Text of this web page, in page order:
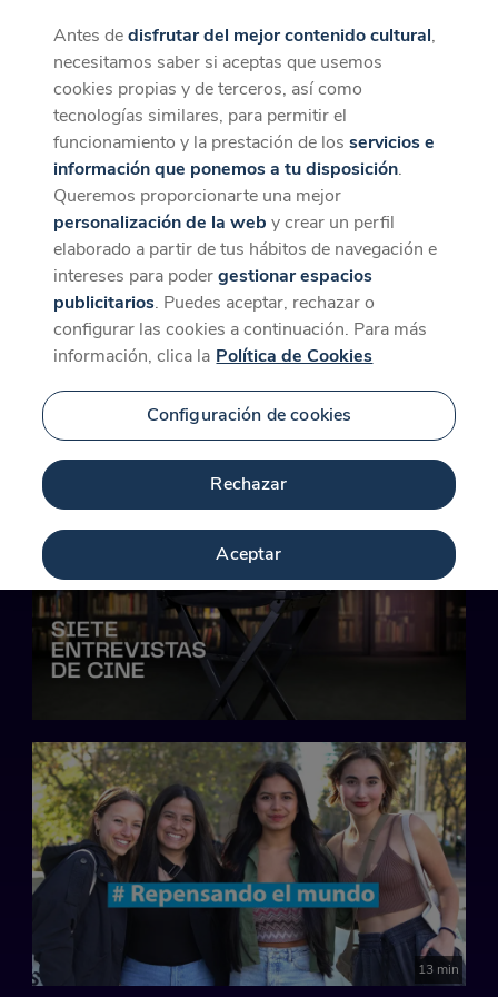
CaixaForum+
La mejor experiencia desde la App
Descargar
Contenido relacionado
para 'Nadia Larcher'
13 min
Antes dedisfrutar del mejor contenido cultural,
necesitamos saber si aceptas que usemos
cookies propias y de terceros, así como
tecnologías similares, para permitir el
funcionamiento y la prestación de losservicios e
información que ponemos a tu disposición.
Queremos proporcionarte una mejor
personalización de la web y crear un perfil
elaborado a partir de tus hábitos de navegación e
intereses para podergestionar espacios
publicitarios. Puedes aceptar, rechazar o
configurar las cookies a continuación. Para más
información, clica la Política de Cookies
Configuración de cookies
Rechazar
Aceptar